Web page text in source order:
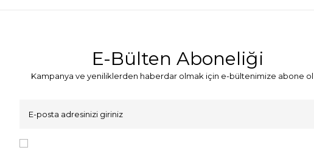
E-Bülten Aboneliği
Kampanya ve yeniliklerden haberdar olmak için e-bültenimize abone